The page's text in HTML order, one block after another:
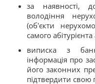
за наявності,
володіння
(об'єкти
самого
виписка з
інформація про
його законних
підтвердити свою